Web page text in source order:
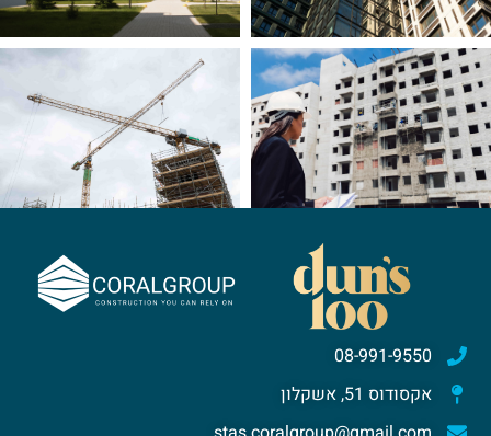
08-991-9550
אקסודוס 51, אשקלון